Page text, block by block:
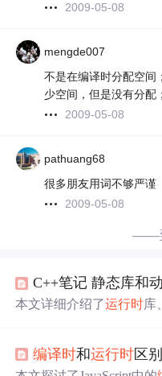
2009-05-08
mengde007
不是在编译时分配空间
少空间，但是没有分配
2009-05-08
pathuang68
很多朋友用词不够严谨
2009-05-08
——
C++笔记 静态库和
本文详细介绍了运行时库
为隐式链接和显式链接，
运行时按需加载。
编译时和运行时区别